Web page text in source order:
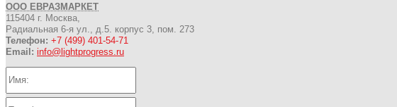
ООО ЕВРАЗМАРКЕТ
115404 г. Москва,
Радиальная 6-я ул., д.5. корпус 3, пом. 273
Телефон: +7 (499) 401-54-71
Email: info@lightprogress.ru